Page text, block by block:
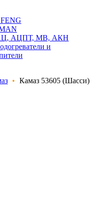
АЦ, АЦПТ, МВ, АКН
и
• Камаз 53605 (Шасси)